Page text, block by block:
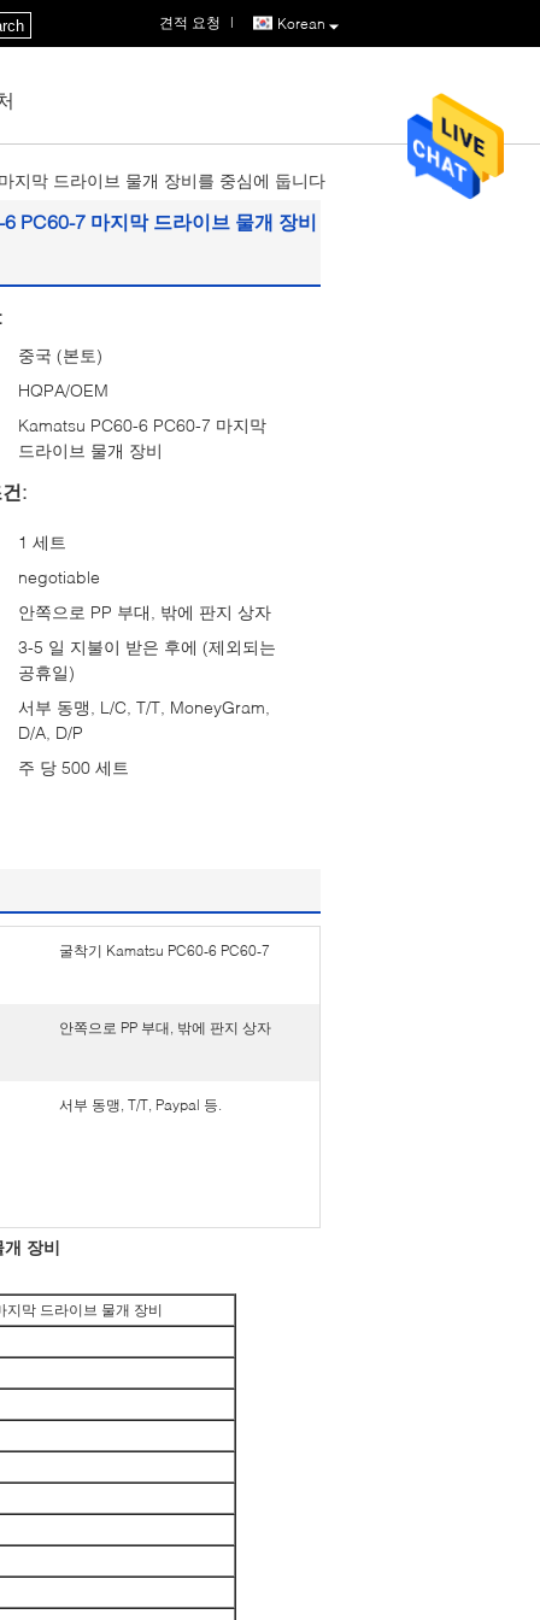
Korean
견적 요청 |
지막 드라이브 물개 장비를 중심에 둡니다
PC60-7 마지막 드라이브 물개 장비
중국 (본토)
HQPA/OEM
Kamatsu PC60-6 PC60-7 마지막
드라이브 물개 장비
:
1 세트
negotiable
안쪽으로 PP 부대, 밖에 판지 상자
3-5 일 지불이 받은 후에 (제외되는
공휴일)
서부 동맹, L/C, T/T, MoneyGram,
D/A, D/P
주 당 500 세트
굴착기 Kamatsu PC60-6 PC60-7
안쪽으로 PP 부대, 밖에 판지 상자
서부 동맹, T/T, Paypal 등.
장비
막 드라이브 물개 장비